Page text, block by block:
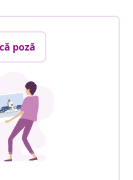
poză